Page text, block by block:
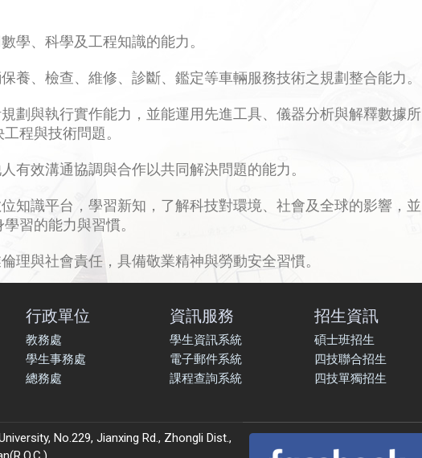
學、科學及工程知識的能力。
養、檢查、維修、診斷、鑑定等車輛服務技術之規劃整合能力。
劃與執行實作能力，並能運用先進工具、儀器分析與解釋數據所
程與技術問題。
有效溝通協調與合作以共同解決問題的能力。
知識平台，學習新知，了解科技對環境、社會及全球的影響，並
習的能力與習慣。
理與社會責任，具備敬業精神與勞動安全習慣。
行政單位
教務處
學生事務處
總務處
資訊服務
學生資訊系統
電子郵件系統
課程查詢系統
招生資訊
碩士班招生
四技聯合招生
四技單獨招生
No.229, Jianxing Rd., Zhongli Dist.,